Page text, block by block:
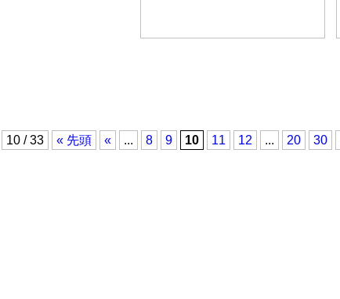
10 / 33 « 先頭 « ... 8 9 10 11 12 ... 20 30